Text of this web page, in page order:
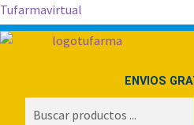
Tufarmavirtual
ENVIOS